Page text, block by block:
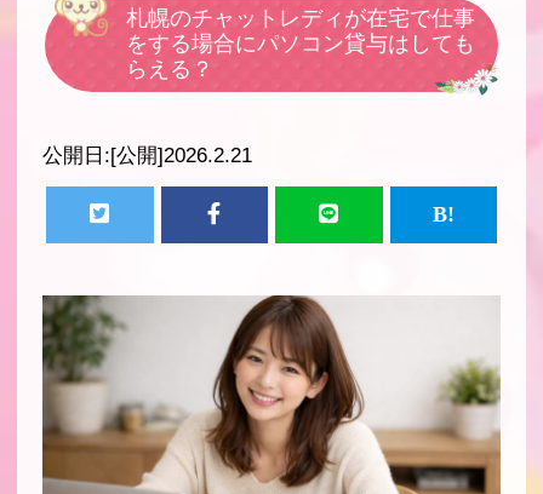
札幌のチャットレディが在宅で仕事
をする場合にパソコン貸与はしても
らえる？
公開日:[公開]2026.2.21